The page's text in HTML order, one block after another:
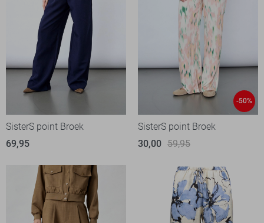
SisterS point Broek
69,95
-50%
SisterS point Broek
30,00 59,95